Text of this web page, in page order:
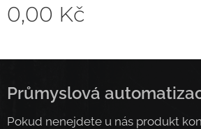
0,00 Kč
Průmyslová
Pokud nenejdete u nás produkt